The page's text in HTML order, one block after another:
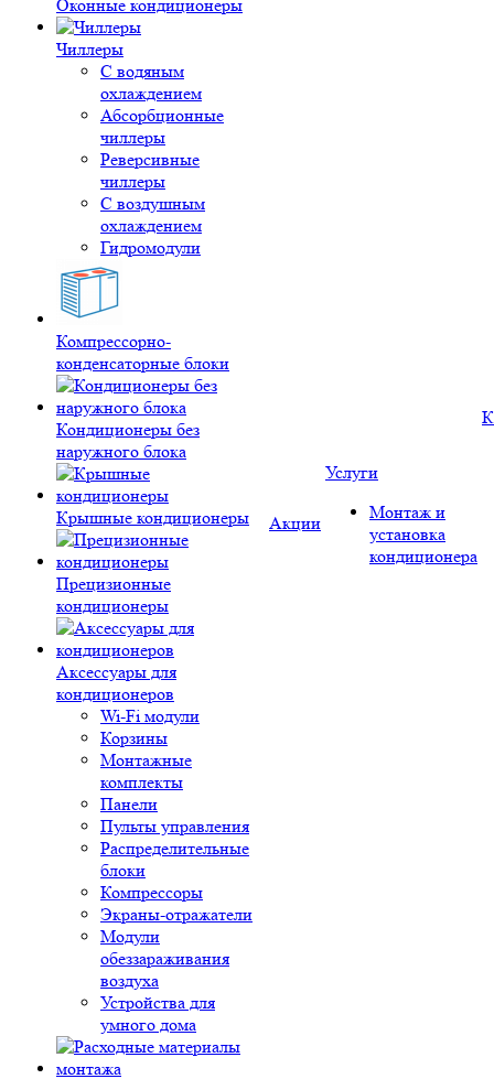
Оконные кондиционеры
Чиллеры
С водяным
охлаждением
Абсорбционные
чиллеры
Реверсивные
чиллеры
С воздушным
охлаждением
Гидромодули
Компрессорно-
конденсаторные блоки
Кондиционеры без
наружного блока
Крышные кондиционеры
Прецизионные
кондиционеры
Аксессуары для
кондиционеров
Wi-Fi модули
Корзины
Монтажные
комплекты
Панели
Пульты управления
Распределительные
блоки
Компрессоры
Экраны-отражатели
Модули
обеззараживания
воздуха
Устройства для
умного дома
Акции
Услуги
Монтаж и
установка
кондиционера